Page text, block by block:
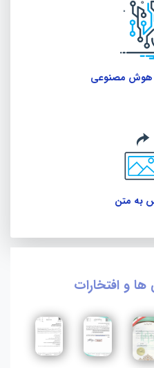
هوش مصنوعی
به متن
و افتخارات